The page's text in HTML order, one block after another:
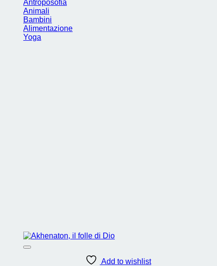
Antroposofia
Animali
Bambini
Alimentazione
Yoga
Add to wishlist